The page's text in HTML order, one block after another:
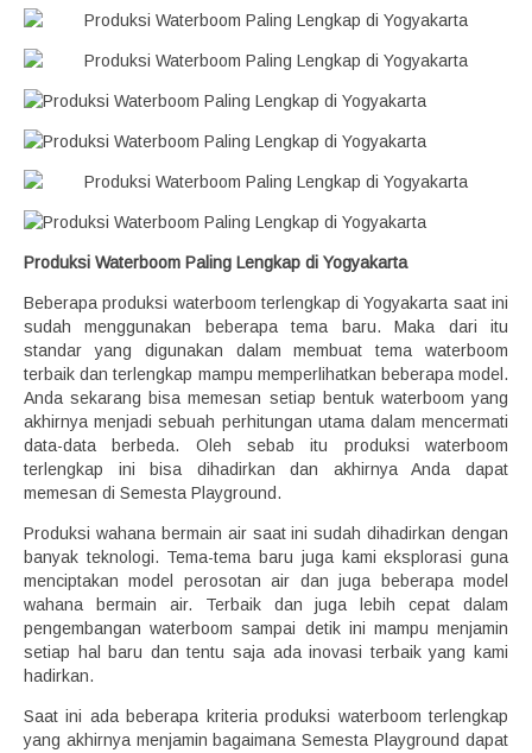
Produksi Waterboom Paling Lengkap di Yogyakarta
Beberapa produksi waterboom terlengkap di Yogyakarta saat ini
sudah menggunakan beberapa tema baru. Maka dari itu
standar yang digunakan dalam membuat tema waterboom
terbaik dan terlengkap mampu memperlihatkan beberapa model.
Anda sekarang bisa memesan setiap bentuk waterboom yang
akhirnya menjadi sebuah perhitungan utama dalam mencermati
data-data berbeda. Oleh sebab itu produksi waterboom
terlengkap ini bisa dihadirkan dan akhirnya Anda dapat
memesan di Semesta Playground.
Produksi wahana bermain air saat ini sudah dihadirkan dengan
banyak teknologi. Tema-tema baru juga kami eksplorasi guna
menciptakan model perosotan air dan juga beberapa model
wahana bermain air. Terbaik dan juga lebih cepat dalam
pengembangan waterboom sampai detik ini mampu menjamin
setiap hal baru dan tentu saja ada inovasi terbaik yang kami
hadirkan.
Saat ini ada beberapa kriteria produksi waterboom terlengkap
yang akhirnya menjamin bagaimana Semesta Playground dapat